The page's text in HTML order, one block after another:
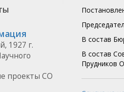
1927 г.
проекты СО
В состав
В состав
Прудников